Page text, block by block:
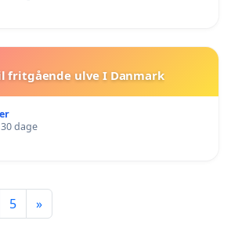
fritgående ulve I Danmark
dage
5 »